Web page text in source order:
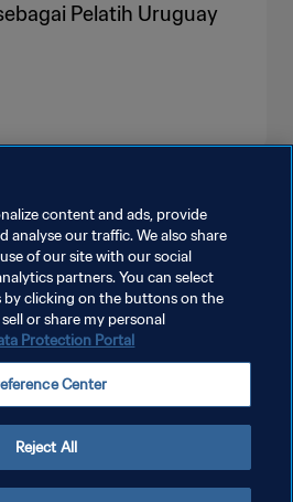
Pelatih Uruguay
reserved.
content and ads, provide
analyse our traffic. We also share
of our site with our social
partners. You can select
by clicking on the buttons on the
or share my personal
Protection Portal
Center
Reject All